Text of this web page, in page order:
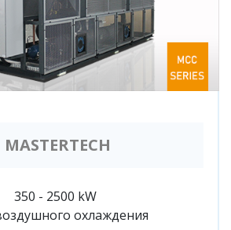
MASTERTECH
350 - 2500 kW
охлаждения